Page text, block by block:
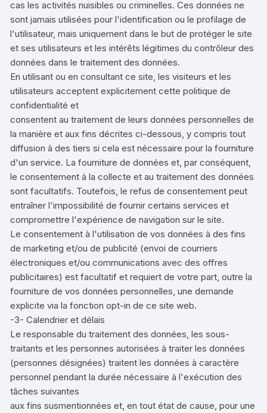
cas les activités nuisibles ou criminelles. Ces données ne
sont jamais utilisées pour l'identification ou le profilage de
l'utilisateur, mais uniquement dans le but de protéger le site
et ses utilisateurs et les intérêts légitimes du contrôleur des
données dans le traitement des données.
En utilisant ou en consultant ce site, les visiteurs et les
utilisateurs acceptent explicitement cette politique de
confidentialité et
consentent au traitement de leurs données personnelles de
la manière et aux fins décrites ci-dessous, y compris tout
diffusion à des tiers si cela est nécessaire pour la fourniture
d'un service. La fourniture de données et, par conséquent,
le consentement à la collecte et au traitement des données
sont facultatifs. Toutefois, le refus de consentement peut
entraîner l'impossibilité de fournir certains services et
compromettre l'expérience de navigation sur le site.
Le consentement à l'utilisation de vos données à des fins
de marketing et/ou de publicité (envoi de courriers
électroniques et/ou communications avec des offres
publicitaires) est facultatif et requiert de votre part, outre la
fourniture de vos données personnelles, une demande
explicite via la fonction opt-in de ce site web.
-3- Calendrier et délais
Le responsable du traitement des données, les sous-
traitants et les personnes autorisées à traiter les données
(personnes désignées) traitent les données à caractère
personnel pendant la durée nécessaire à l'exécution des
tâches suivantes
aux fins susmentionnées et, en tout état de cause, pour une